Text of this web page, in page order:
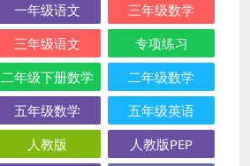
一年级语文
三年级数学
三年级语文
专项练习
二年级下册数学
二年级数学
五年级数学
五年级英语
人教版
人教版PEP